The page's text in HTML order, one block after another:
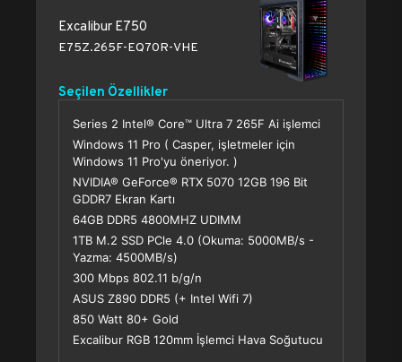
Excalibur E750
E75Z.265F-EQ70R-VHE
Seçilen Özellikler
Series 2 Intel® Core™ Ultra 7 265F Ai işlemci
Windows 11 Pro ( Casper, işletmeler için
Windows 11 Pro'yu öneriyor. )
NVIDIA® GeForce® RTX 5070 12GB 196 Bit
GDDR7 Ekran Kartı
64GB DDR5 4800MHZ UDIMM
1TB M.2 SSD PCle 4.0 (Okuma: 5000MB/s -
Yazma: 4500MB/s)
300 Mbps 802.11 b/g/n
ASUS Z890 DDR5 (+ Intel Wifi 7)
850 Watt 80+ Gold
Excalibur RGB 120mm İşlemci Hava Soğutucu